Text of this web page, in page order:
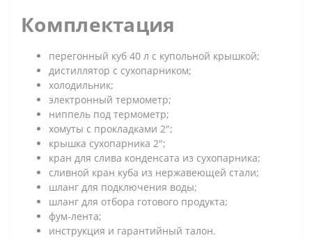
Комплектация
перегонный куб 40 л с купольной крышкой;
дистиллятор с сухопарником;
холодильник;
электронный термометр;
ниппель под термометр;
хомуты с прокладками 2";
крышка сухопарника 2";
кран для слива конденсата из сухопарника;
сливной кран куба из нержавеющей стали;
шланг для подключения воды;
шланг для отбора готового продукта;
фум-лента;
инструкция и гарантийный талон.